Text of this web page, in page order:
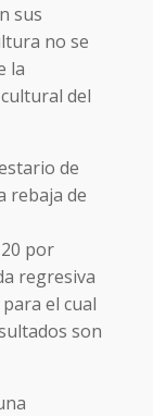
sus
no se
la
del
de
rebaja de
por
regresiva
el cual
son